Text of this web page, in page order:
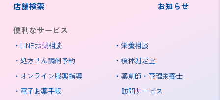
店舗検索 お知らせ
便利なサービス
LINEお薬相談
処方せん調剤予約
オンライン服薬指導
電子お薬手帳
栄養相談
検体測定室
薬剤師・管理栄養士
訪問サービス